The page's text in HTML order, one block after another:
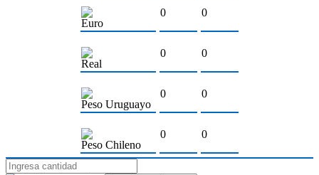
Euro
0 0
Real
0 0
Peso Uruguayo
0 0
Peso Chileno
0 0